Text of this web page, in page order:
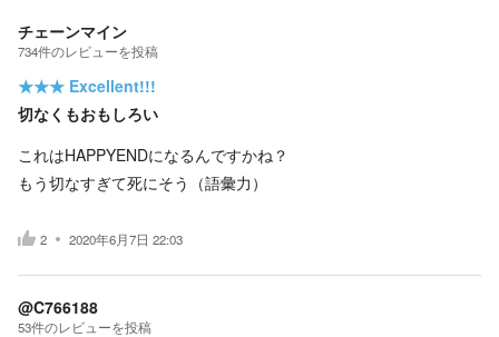
チェーンマイン
734件のレビューを投稿
★★★ Excellent!!!
切なくもおもしろい
これはHAPPYENDになるんですかね？
もう切なすぎて死にそう（語彙力）
2 2020年6月7日 22:03
@C766188
53件のレビューを投稿